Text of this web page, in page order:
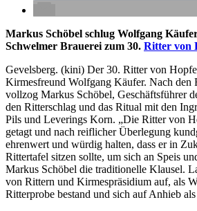
Markus Schöbel schlug Wolfgang
Schwelmer Brauerei zum 30. Ritter von
Gevelsberg. (kini) Der 30. Ritter von
Kirmesfreund Wolfgang Käufer. Nach den
vollzog Markus Schöbel, Geschäftsführer
den Ritterschlag und das Ritual mit den
Pils und Leverings Korn. „Die Ritter von
getagt und nach reiflicher Überlegung
ehrenwert und würdig halten, dass er in
Rittertafel sitzen sollte, um sich an Speis
Markus Schöbel die traditionelle Klausel.
von Rittern und Kirmespräsidium auf, als
Ritterprobe bestand und sich auf Anhieb